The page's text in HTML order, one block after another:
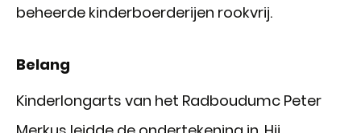
beheerde kinderboerderijen rookvrij.
Belang
Kinderlongarts van het Radboudumc Peter